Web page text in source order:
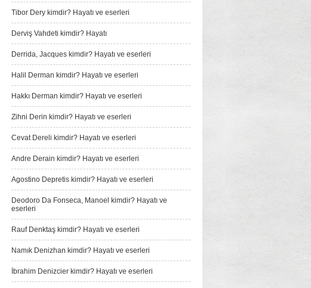
Tibor Dery kimdir? Hayatı ve eserleri
Derviş Vah­deti kimdir? Hayatı
Derrida, Jacques kimdir? Hayatı ve eserleri
Halil Derman kimdir? Hayatı ve eserleri
Hakkı Derman kimdir? Hayatı ve eserleri
Zihni Derin kimdir? Hayatı ve eserleri
Cevat Dereli kimdir? Hayatı ve eserleri
Andre Derain kimdir? Hayatı ve eserleri
Agostino Depretis kimdir? Hayatı ve eserleri
Deodoro Da Fonseca, Manoel kimdir? Hayatı ve
eserleri
Rauf Denktaş kimdir? Hayatı ve eserleri
Namık Denizhan kimdir? Hayatı ve eserleri
İbrahim Denizcier kimdir? Hayatı ve eserleri